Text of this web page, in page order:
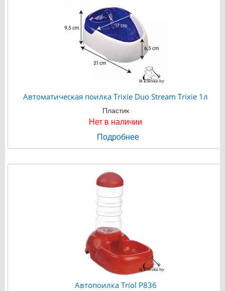
Автоматическая поилка Trixie Duo Stream Trixie 1л
Пластик
Нет в наличии
Подробнее
Автопоилка Triol P836